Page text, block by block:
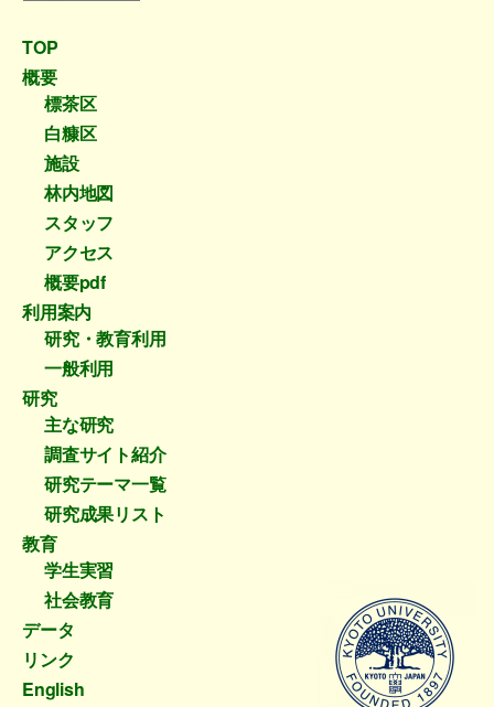
の
投
稿
TOP
概要
標茶区
白糠区
施設
林内地図
スタッフ
アクセス
概要pdf
利用案内
研究・教育利用
一般利用
研究
主な研究
調査サイト紹介
研究テーマ一覧
研究成果リスト
教育
学生実習
社会教育
データ
リンク
English